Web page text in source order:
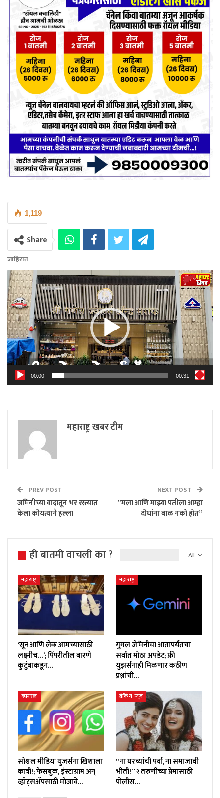
1,119
Share
जाहिरात
Video
Player
00:00 00:31
महाराष्ट्र खबर टीम
PREV POST
जमिनीच्या वादातून भर रस्त्यात
केला कोयत्याने हल्ला
NEXT POST
”मला आणि माझ्या पतीला आम्हा
दोघांना बाळ नको होत”
All
ही बातमी वाचली का ?
महाराष्ट्र
‘सून आणि लेक आमच्यासाठी
लक्ष्मीच…’; पिंपरीतील बारणे
कुटुंबाकडून…
महाराष्ट्र
गुगल जेमिनीचा आतापर्यंतचा
सर्वात मोठा अपडेट; फ्री
युझर्सनाही मिळणार कठीण
प्रश्नांची…
व्हायरल
सोशल मीडिया युजर्सना खिशाला
कात्री!; फेसबुक, इंस्टाग्राम अन्
व्हॉट्सॲपसाठी मोजावे…
ब्रेकिंग न्यूज
“ना घरच्यांची पर्वा, ना समाजाची
भीती!” २ तरुणींच्या प्रेमासाठी
पोलीस…